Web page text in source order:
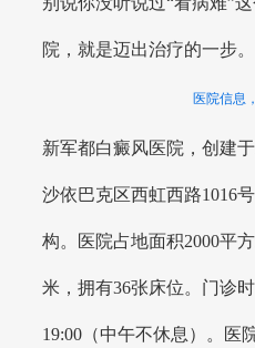
院，就是迈出治疗的一步。
医院信息
新军都白癜风医院，创建
沙依巴克区西虹西路1016
构。医院占地面积2000平
米，拥有36张床位。门诊
19:00（中午不休息）。医